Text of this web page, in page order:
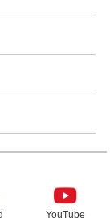
YouTube